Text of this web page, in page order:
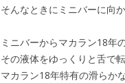
そんなときにミニバーに向
ミニバーからマカラン18年
その液体をゆっくりと舌で
マカラン18年特有の滑らか